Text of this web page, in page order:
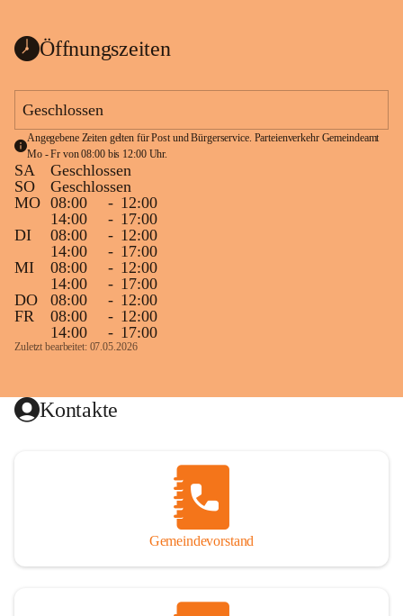
Öffnungszeiten
Geschlossen
Angegebene Zeiten gelten für Post und Bürgerservice. Parteienverkehr Gemeindeamt
Mo - Fr von 08:00 bis 12:00 Uhr.
SA
Geschlossen
SO
Geschlossen
MO 08:00 - 12:00
14:00
- 17:00
DI
08:00 - 12:00
14:00
- 17:00
MI
08:00 - 12:00
14:00
- 17:00
DO
08:00 - 12:00
FR
08:00 - 12:00
14:00
- 17:00
Zuletzt bearbeitet: 07.05.2026
Kontakte
Gemeindevorstand